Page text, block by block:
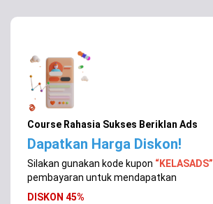
Course Rahasia Sukses Beriklan Ads
Dapatkan Harga Diskon!
Silakan gunakan kode kupon “KELASADS”
pembayaran untuk mendapatkan
DISKON 45%